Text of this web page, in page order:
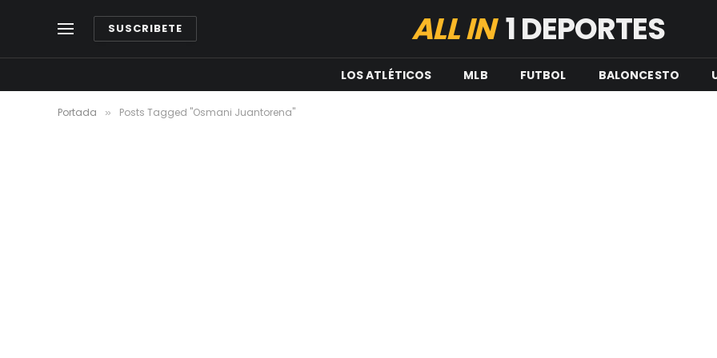
SUSCRIBETE ALL IN1 DEPORTES
LOS ATLÉTICOS MLB FUTBOL BALONCESTO
Portada » Posts Tagged "Osmani Juantorena"